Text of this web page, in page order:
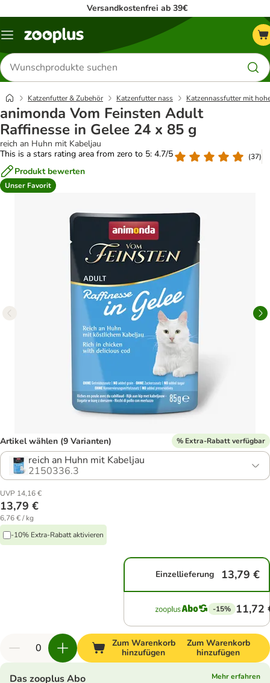
Versandkostenfrei ab 39€
Menü
Produkte
suchen
Katzenfutter & Zubehör Katzenfutter nass Katzennassfutter mit
animonda Vom Feinsten Adult
Raffinesse in Gelee 24 x 85 g
reich an Huhn mit Kabeljau
This is a stars rating area from zero to 5: 4.7/5
(37)
Produkt bewerten
Unser Favorit
Artikel wählen (9 Varianten) % Extra-Rabatt verfügbar
reich an Huhn mit Kabeljau
2150336.3
UVP 14,16 €
13,79 €
6,76 € / kg
-10% Extra-Rabatt aktivieren
Einzellieferung 13,79 €
-15% 11,72
Zum Warenkorb
hinzufügen
Zum Warenkorb
hinzufügen
Das zooplus Abo
Mehr erfahren